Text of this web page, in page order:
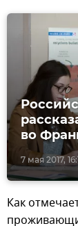
7 мая 2017,
во
Как